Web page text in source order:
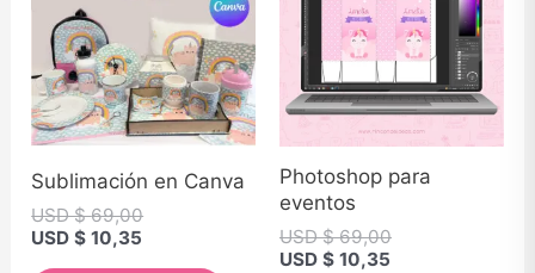
Sublimación en Canva
USD $69,00
USD $10,35
Photoshop para
eventos
USD $69,00
USD $ 10,35